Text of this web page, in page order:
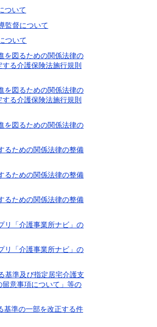
ついて
監督について
ついて
図るための関係法律の
る介護保険法施行規則
図るための関係法律の
る介護保険法施行規則
図るための関係法律の
ための関係法律の整備
ための関係法律の整備
ための関係法律の整備
「介護事業所ナビ」の
「介護事業所ナビ」の
基準及び指定居宅介護支
意事項について」等の
準の一部を改正する件